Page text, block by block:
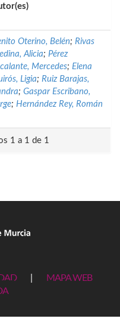
Oterino, Belén; Rivas
Alicia; Pérez
Mercedes; Elena
Ligia; Ruiz Barajas,
; Gaspar Escribano,
; Hernández Rey, Román
1 a 1 de 1
MAPA WEB